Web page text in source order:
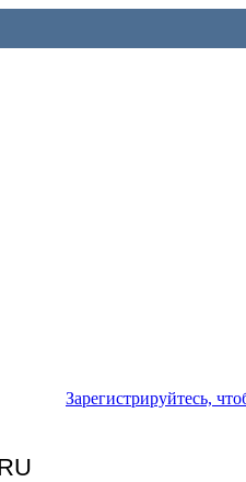
Зарегистрируйтесь,